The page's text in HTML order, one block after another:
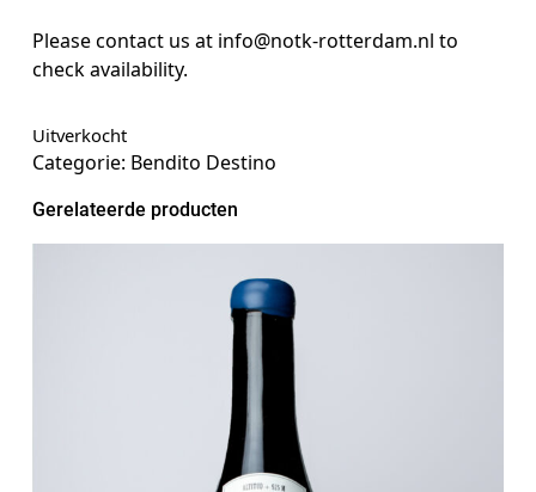
Please contact us at info@notk-rotterdam.nl to
check availability.
Uitverkocht
Categorie: Bendito Destino
Gerelateerde producten